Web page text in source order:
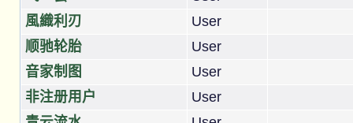
風織利刃
User
顺驰轮胎
User
音家制图
User
非注册用户
User